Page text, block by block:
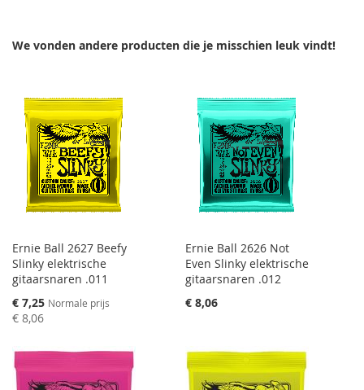
TE
We vonden andere producten die je misschien leuk vindt!
Ernie Ball 2627 Beefy
Slinky elektrische
gitaarsnaren .011
Speciale
prijs
€ 7,25 Normale prijs
€ 8,06
Ernie Ball 2626 Not
Even Slinky elektrische
gitaarsnaren .012
€ 8,06